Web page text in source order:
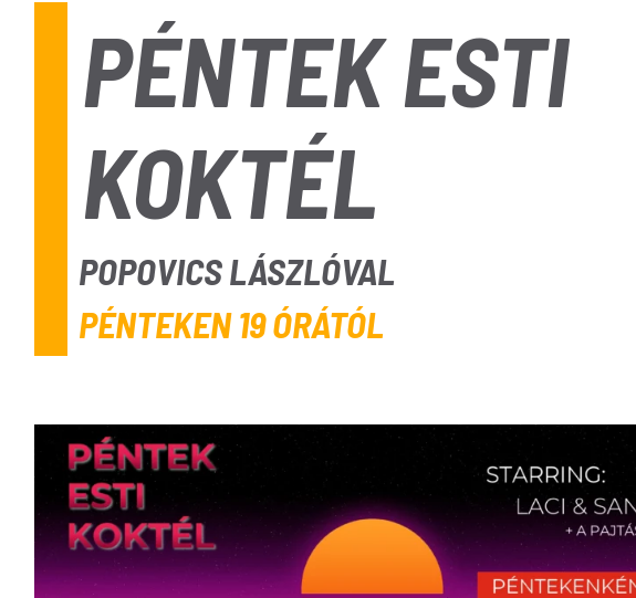
PÉNTEK ESTI
KOKTÉL
POPOVICS LÁSZLÓVAL
PÉNTEKEN 19 ÓRÁTÓL